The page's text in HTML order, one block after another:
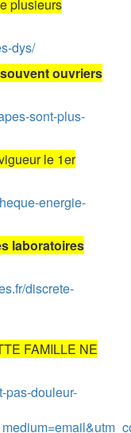
plusieurs
dys/
ouvriers
sont-plus-
le 1er
energie-
laboratoires
discrete-
FAMILLE NE
pas-douleur-